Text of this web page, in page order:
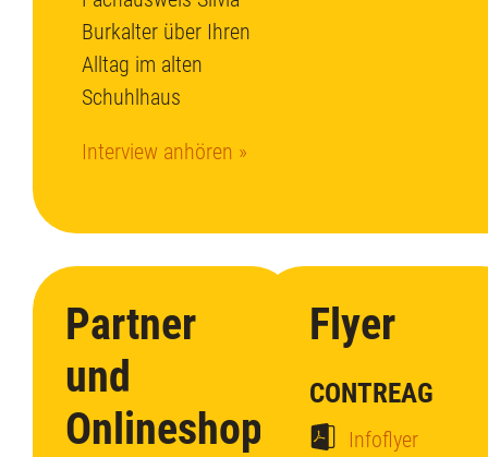
Burkalter über Ihren
Alltag im alten
Schuhlhaus
Interview anhören »
Partner
und
Onlineshop
Flyer
CONTREAG
Infoflyer